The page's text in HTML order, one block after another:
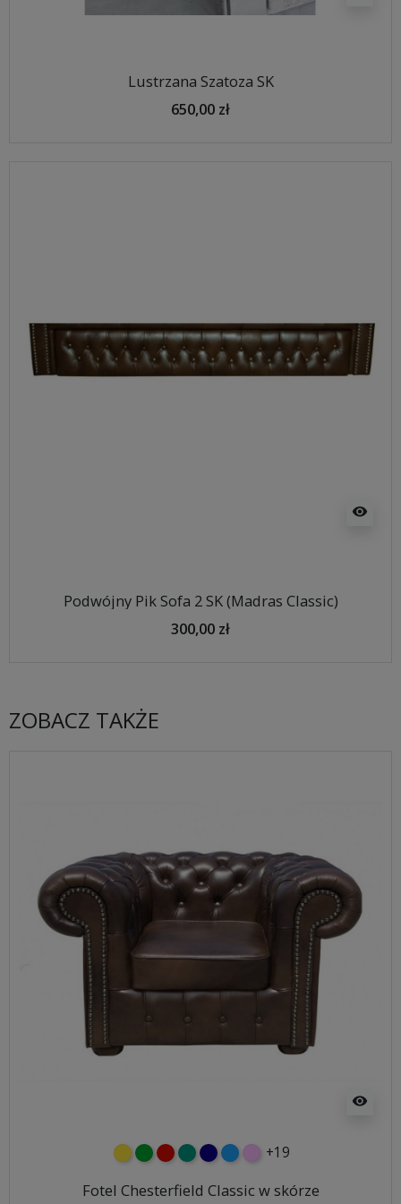
Lustrzana Szatoza SK
650,00 zł
visibility
Podwójny Pik Sofa 2 SK (Madras Classic)
300,00 zł
ZOBACZ TAKŻE
visibility
żółtyzielonyczerwony
turkusowy
granatowy
niebieski
różowy
+19
Fotel Chesterfield Classic w skórze